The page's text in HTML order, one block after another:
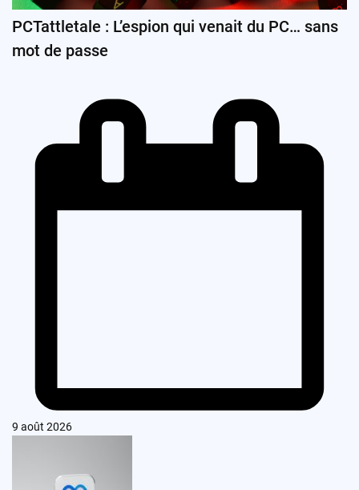
PCTattletale : L’espion qui venait du PC… sans
mot de passe
9 août 2026